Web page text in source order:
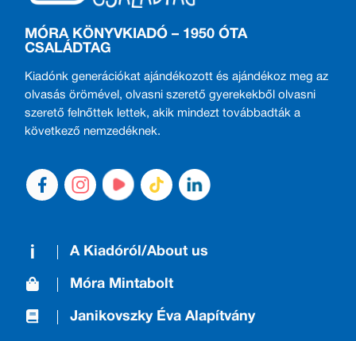
MÓRA KÖNYVKIADÓ – 1950 ÓTA
CSALÁDTAG
Kiadónk generációkat ajándékozott és ajándékoz meg az
olvasás örömével, olvasni szerető gyerekekből olvasni
szerető felnőttek lettek, akik mindezt továbbadták a
következő nemzedéknek.
A Kiadóról/About us
Móra Mintabolt
Janikovszky Éva Alapítvány